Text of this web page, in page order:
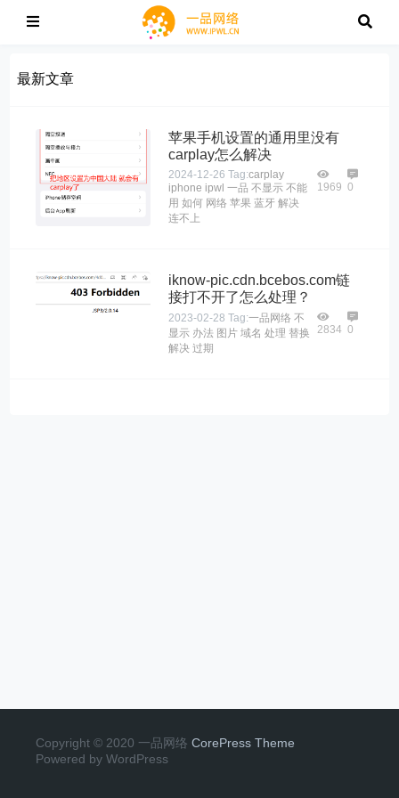
最新文章
苹果手机设置的通用里没有
carplay怎么解决
2024-12-26 Tag:carplay
iphone ipwl 一品 不显示 不能
用 如何 网络 苹果 蓝牙 解决
连不上
1969 0
iknow-pic.cdn.bcebos.com链
接打不开了怎么处理？
2023-02-28 Tag:一品网络 不
显示 办法 图片 域名 处理 替换
解决 过期
2834 0
Copyright © 2020 一品网络 CorePress Theme
Powered by WordPress